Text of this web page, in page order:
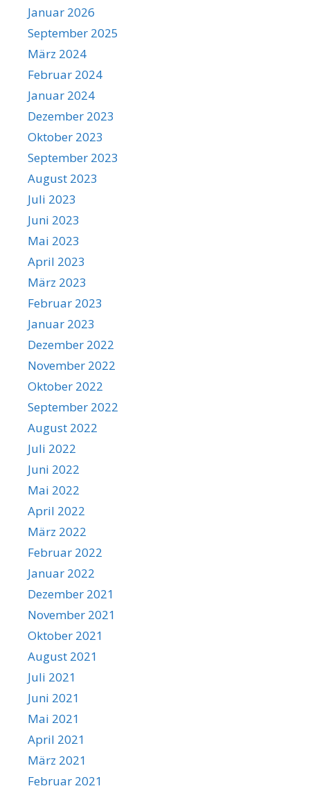
Januar 2026
September 2025
März 2024
Februar 2024
Januar 2024
Dezember 2023
Oktober 2023
September 2023
August 2023
Juli 2023
Juni 2023
Mai 2023
April 2023
März 2023
Februar 2023
Januar 2023
Dezember 2022
November 2022
Oktober 2022
September 2022
August 2022
Juli 2022
Juni 2022
Mai 2022
April 2022
März 2022
Februar 2022
Januar 2022
Dezember 2021
November 2021
Oktober 2021
August 2021
Juli 2021
Juni 2021
Mai 2021
April 2021
März 2021
Februar 2021